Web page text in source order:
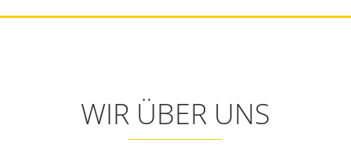
WIR ÜBER UNS